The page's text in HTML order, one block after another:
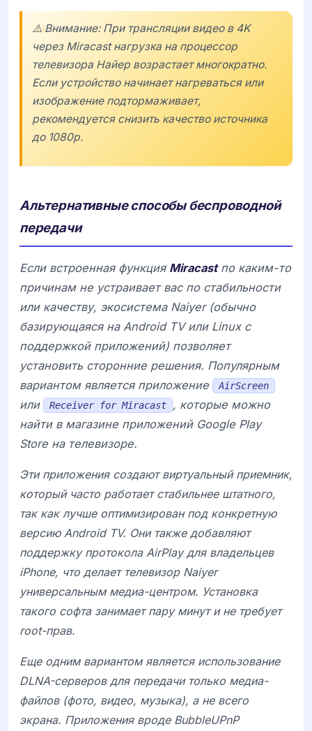
⚠️ Внимание: При трансляции видео в 4K
через Miracast нагрузка на процессор
телевизора Найер возрастает многократно.
Если устройство начинает нагреваться или
изображение подтормаживает,
рекомендуется снизить качество источника
до 1080p.
Альтернативные способы беспроводной
передачи
Если встроенная функция Miracastпо каким-то
причинам не устраивает вас по стабильности
или качеству, экосистема Naiyer(обычно
базирующаяся на Android TV или Linux с
поддержкой приложений) позволяет
установить сторонние решения. Популярным
вариантом является приложение
AirScreen
или Receiver for Miracast
, которые можно
найти в магазине приложений Google Play
Store на телевизоре.
Эти приложения создают виртуальный приемник,
который часто работает стабильнее штатного,
так как лучше оптимизирован под конкретную
версию Android TV. Они также добавляют
поддержку протокола AirPlay для владельцев
iPhone, что делает телевизор Naiyer
универсальным медиа-центром. Установка
такого софта занимает пару минут и не требует
root-прав.
Еще одним вариантом является использование
DLNA-серверов для передачи только медиа-
файлов (фото, видео, музыка), а не всего
экрана. Приложения вроде BubbleUPnP